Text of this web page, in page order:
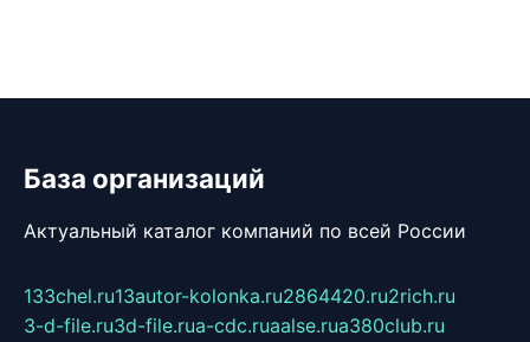
База организаций
Актуальный каталог компаний по всей России
133chel.ru13autor-kolonka.ru2864420.ru2rich.ru
3-d-file.ru3d-file.rua-cdc.ruaalse.rua380club.ru